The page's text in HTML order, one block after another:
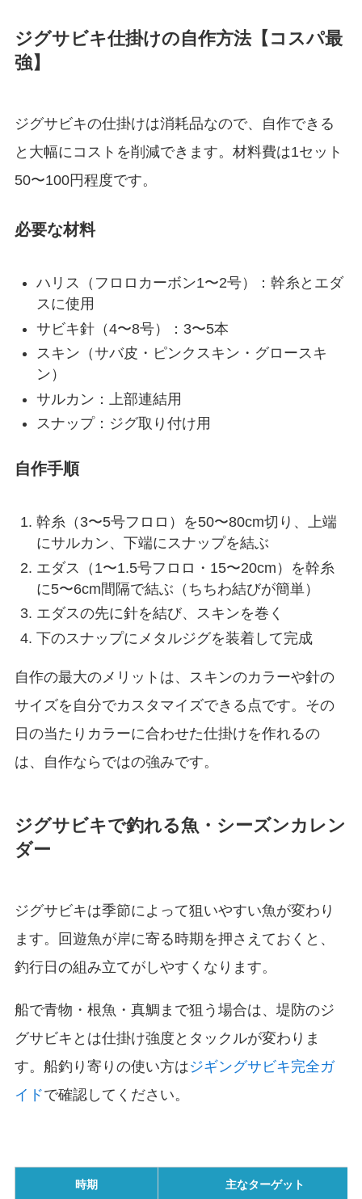
ジグサビキ仕掛けの自作方法【コスパ最
強】
ジグサビキの仕掛けは消耗品なので、自作できる
と大幅にコストを削減できます。材料費は1セット
50〜100円程度です。
必要な材料
ハリス（フロロカーボン1〜2号）：幹糸とエダ
スに使用
サビキ針（4〜8号）：3〜5本
スキン（サバ皮・ピンクスキン・グロースキ
ン）
サルカン：上部連結用
スナップ：ジグ取り付け用
自作手順
幹糸（3〜5号フロロ）を50〜80cm切り、上端
にサルカン、下端にスナップを結ぶ
エダス（1〜1.5号フロロ・15〜20cm）を幹糸
に5〜6cm間隔で結ぶ（ちちわ結びが簡単）
エダスの先に針を結び、スキンを巻く
下のスナップにメタルジグを装着して完成
自作の最大のメリットは、スキンのカラーや針の
サイズを自分でカスタマイズできる点です。その
日の当たりカラーに合わせた仕掛けを作れるの
は、自作ならではの強みです。
ジグサビキで釣れる魚・シーズンカレン
ダー
ジグサビキは季節によって狙いやすい魚が変わり
ます。回遊魚が岸に寄る時期を押さえておくと、
釣行日の組み立てがしやすくなります。
船で青物・根魚・真鯛まで狙う場合は、堤防のジ
グサビキとは仕掛け強度とタックルが変わりま
す。船釣り寄りの使い方はジギングサビキ完全ガ
イドで確認してください。
時期 主なターゲット